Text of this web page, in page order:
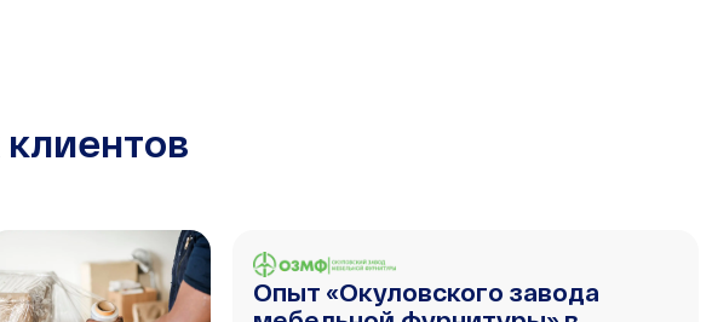
Опыт «Окуловского завода